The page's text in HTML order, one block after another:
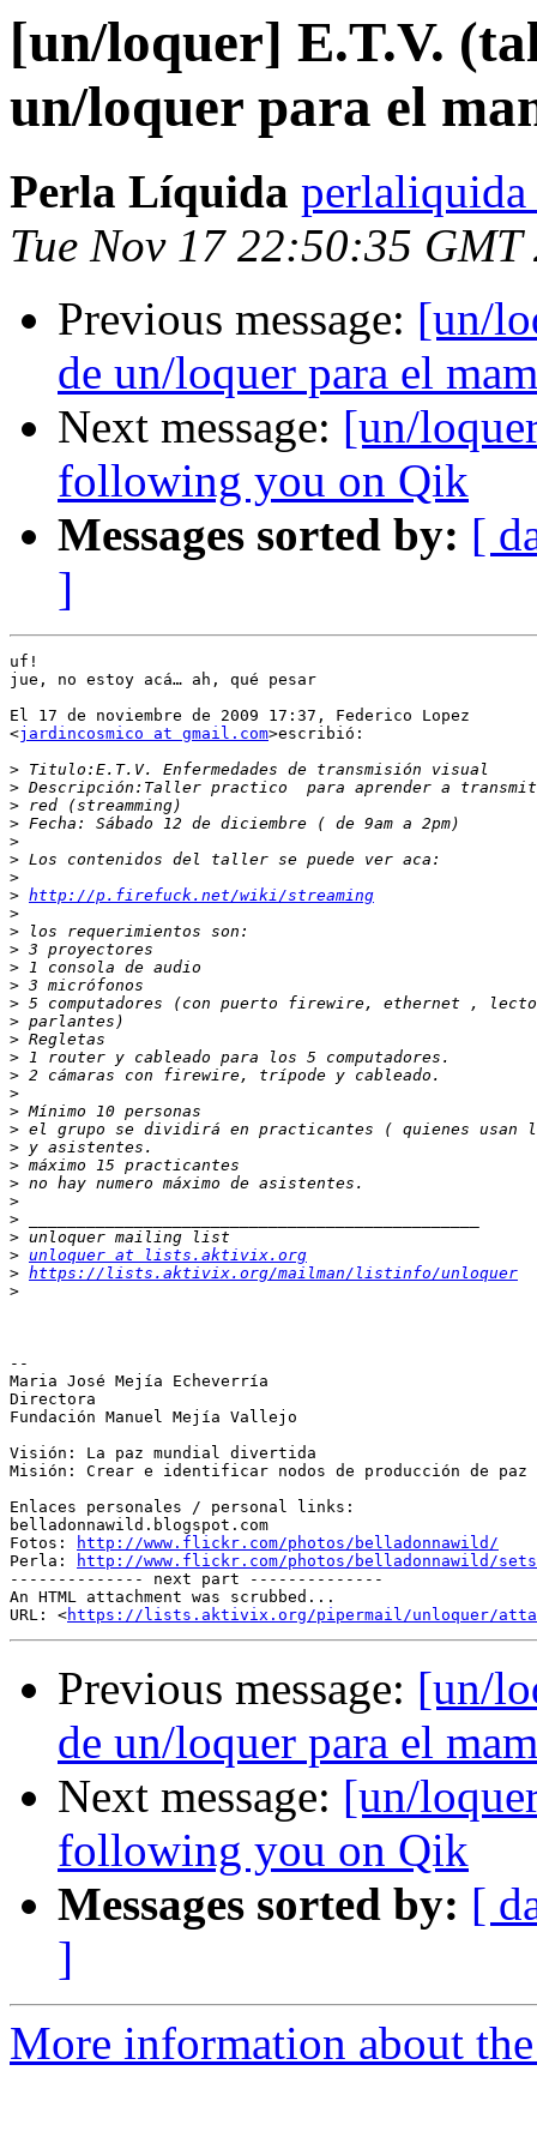
[un/loquer] E.T.V.
un/loquer para el
Perla Líquida
Tue Nov 17 22:50:35 GMT
Previous message: [un/
de un/loquer para el
Next message: [un/
following you on Qik
Messages sorted by: [
]
uf!
jue, no estoy acá… ah, qué pesar
El 17 de noviembre de 2009 17:37, Federico Lopez
<jardincosmico at gmail.com>escribió:
>
>
>
>
>
>
>
> http://p.firefuck.net/wiki/streaming
>
>
>
>
>
>
>
>
>
>
>
>
>
>
>
>
>
>
>
> unloquer at lists.aktivix.org
> https://lists.aktivix.org/mailman/listinfo/unloquer
>
--
Maria José Mejía Echeverría
Directora
Fundación Manuel Mejía Vallejo
Visión: La paz mundial divertida
Misión: Crear e identificar nodos de producción de
Enlaces personales / personal links:
belladonnawild.blogspot.com
Fotos:
http://www.flickr.com/photos/belladonnawild/
Perla:
http://www.flickr.com/photos/belladonnawild/sets/
-------------- next part --------------
An HTML attachment was scrubbed...
URL: <https://lists.aktivix.org/pipermail/unloquer/
Previous message: [un/
de un/loquer para el
Next message: [un/
following you on Qik
Messages sorted by: [
]
More information about